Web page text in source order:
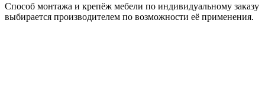
Способ монтажа и крепёж мебели по индивидуальному заказу
выбирается производителем по возможности её применения.